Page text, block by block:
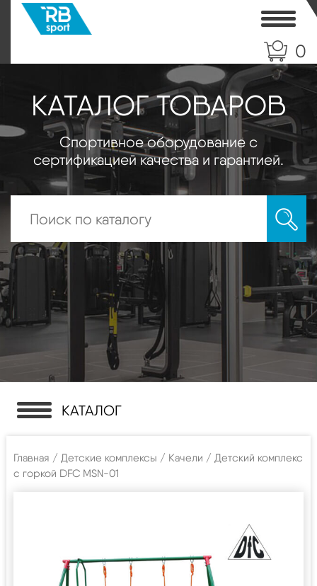
0
КАТАЛОГ ТОВАРОВ
Спортивное оборудование с
сертификацией качества и гарантией.
КАТАЛОГ
Главная / Детские комплексы / Качели / Детский комплекс
с горкой DFC MSN-01